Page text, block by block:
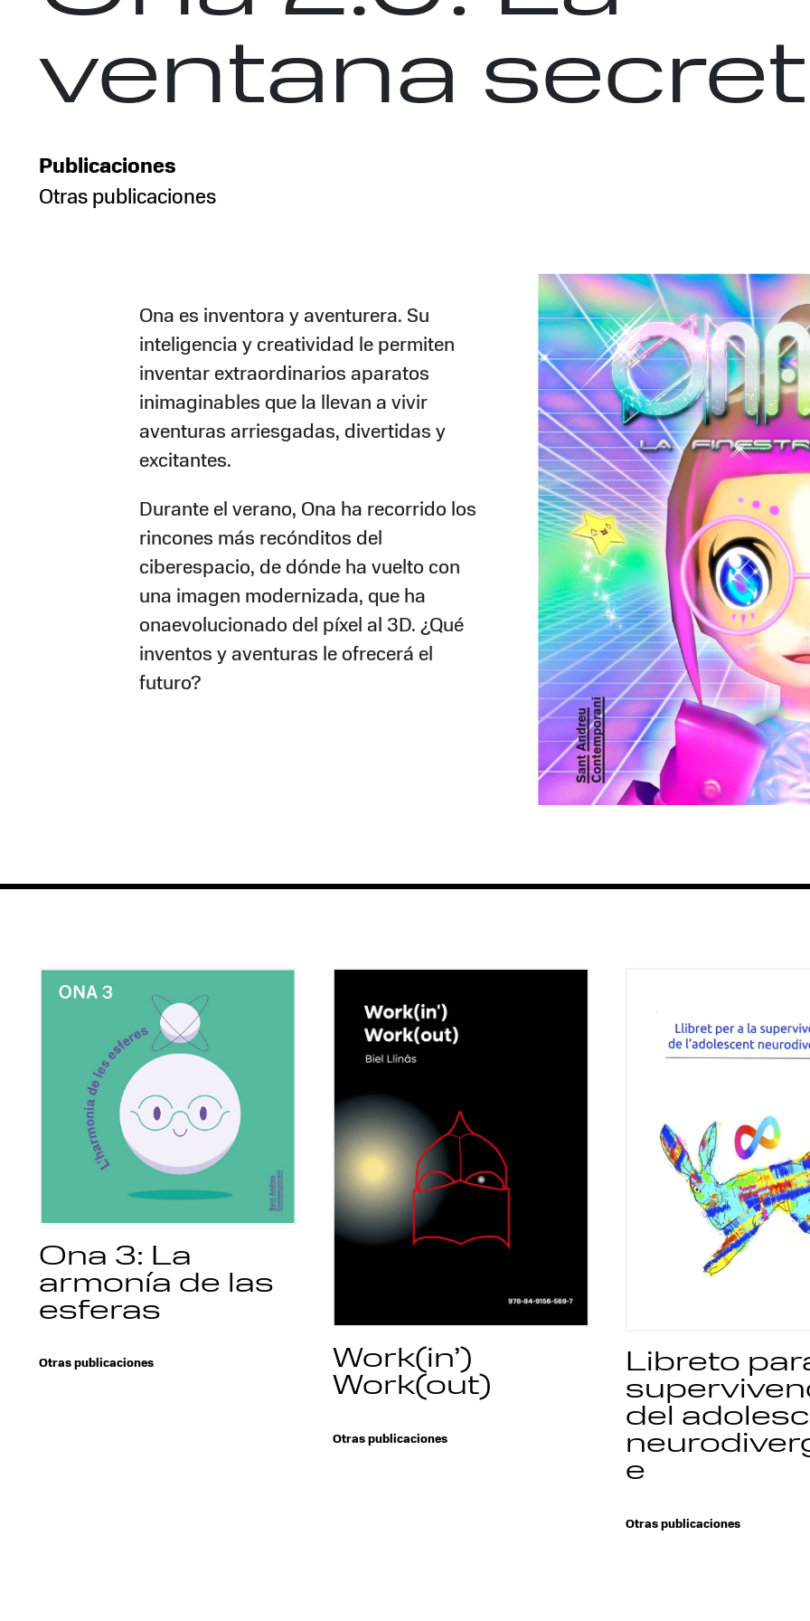
ventana
Publicaciones
Otras publicaciones
Ona es inventora y aventurera. Su
inteligencia y creatividad le permiten
inventar extraordinarios aparatos
inimaginables que la llevan a vivir
aventuras arriesgadas, divertidas y
excitantes.
Durante el verano, Ona ha recorrido los
rincones más recónditos del
ciberespacio, de dónde ha vuelto con
una imagen modernizada, que ha
onaevolucionado del píxel al 3D. ¿Qué
inventos y aventuras le ofrecerá el
futuro?
Ona 3: La
armonía de las
esferas
Otras publicaciones
Work(in’)
Work(out)
Otras publicaciones
Libreto
del
e
Otras publicaciones